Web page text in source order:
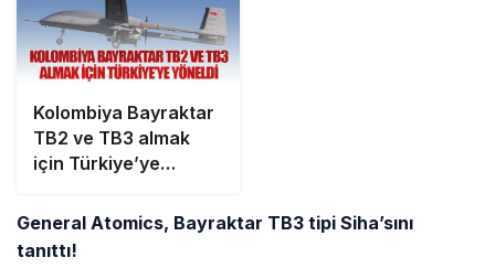
Kolombiya Bayraktar
TB2 ve TB3 almak
için Türkiye’ye
General Atomics, Bayraktar TB3 tipi Siha’sını
tanıttı!